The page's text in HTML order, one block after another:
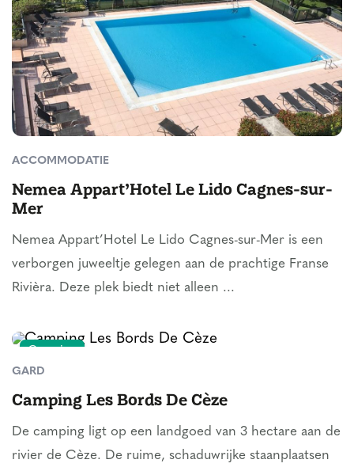
ACCOMMODATIE
Nemea Appart’Hotel Le Lido Cagnes-sur-
Mer
Nemea Appart’Hotel Le Lido Cagnes-sur-Mer is een
verborgen juweeltje gelegen aan de prachtige Franse
Rivièra. Deze plek biedt niet alleen ...
GARD
Camping Les Bords De Cèze
De camping ligt op een landgoed van 3 hectare aan de
rivier de Cèze. De ruime, schaduwrijke staanplaatsen